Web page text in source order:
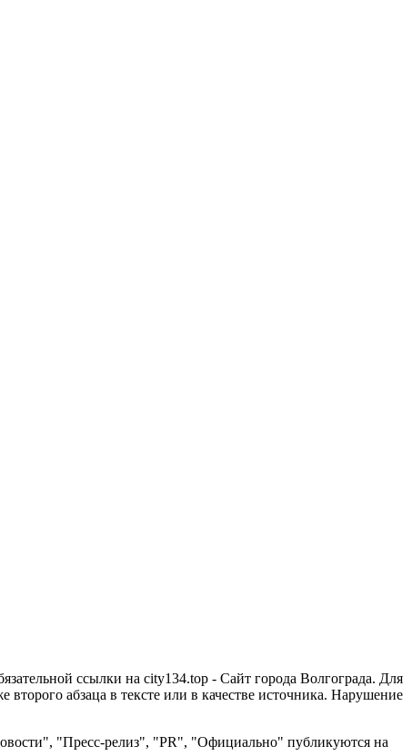
ссылки на city134.top - Сайт города Волгограда. Для
абзаца в тексте или в качестве источника. Нарушение
"Пресс-релиз", "PR", "Официально" публикуются на